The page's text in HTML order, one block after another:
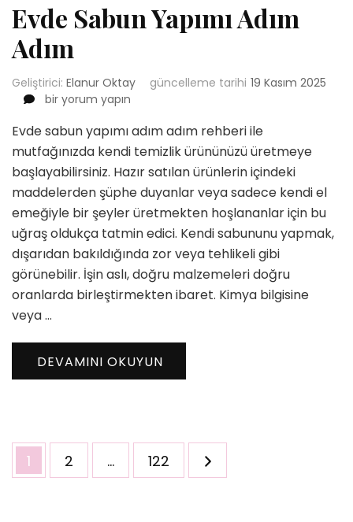
Evde Sabun Yapımı Adım
Adım
Geliştirici: Elanur Oktay güncelleme tarihi 19 Kasım 2025
Evde
Yapımı
Adım
Adım
için
bir yorum yapın
Evde sabun yapımı adım adım rehberi ile
mutfağınızda kendi temizlik ürününüzü üretmeye
başlayabilirsiniz. Hazır satılan ürünlerin içindeki
maddelerden şüphe duyanlar veya sadece kendi el
emeğiyle bir şeyler üretmekten hoşlananlar için bu
uğraş oldukça tatmin edici. Kendi sabununu yapmak,
dışarıdan bakıldığında zor veya tehlikeli gibi
görünebilir. İşin aslı, doğru malzemeleri doğru
oranlarda birleştirmekten ibaret. Kimya bilgisine
veya …
DEVAMINI OKUYUN
Yazı
sayfalaması
Sayfa
1 Sayfa
2 … Sayfa
122